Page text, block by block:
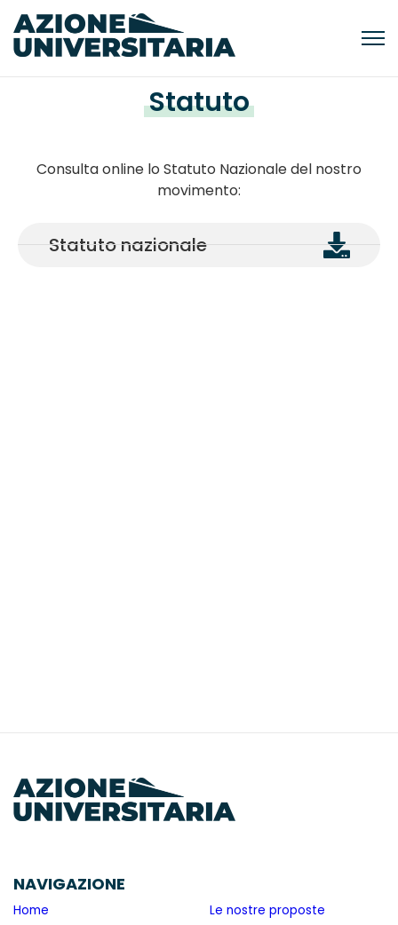
Statuto
Consulta online lo Statuto Nazionale del nostro
movimento:
Statuto nazionale
NAVIGAZIONE
Home
Le nostre proposte